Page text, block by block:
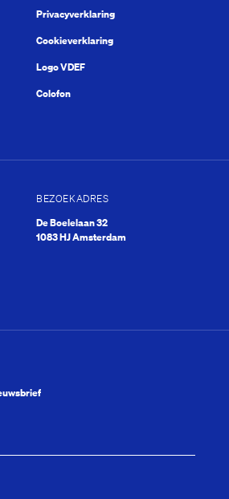
Privacyverklaring
Cookieverklaring
Logo VDEF
Colofon
BEZOEKADRES
De Boelelaan 32
1083 HJ Amsterdam